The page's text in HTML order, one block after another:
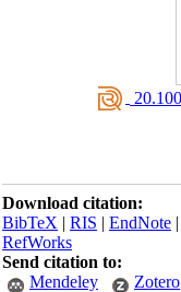
Download citation:
BibTeX|RIS|
RefWorks
Send citation to:
Mendeley